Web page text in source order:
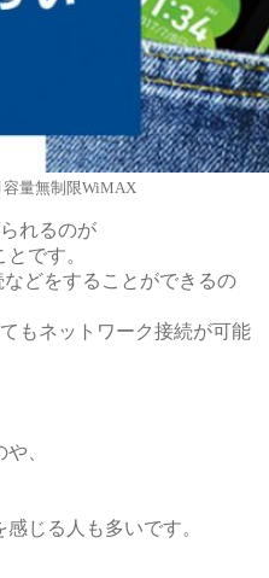
量無制限WiMAX
れるのが
です。
どをすることができるの
もネットワーク接続が可能
、
じる人も多いです。